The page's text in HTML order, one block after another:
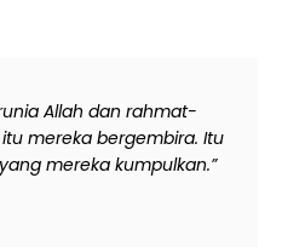
Allah dan rahmat-
mereka bergembira. Itu
mereka kumpulkan.”